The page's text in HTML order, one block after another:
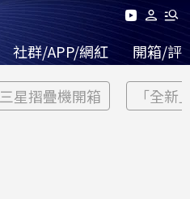
社群/APP/網紅 開箱/評
三星摺疊機開箱 「全新